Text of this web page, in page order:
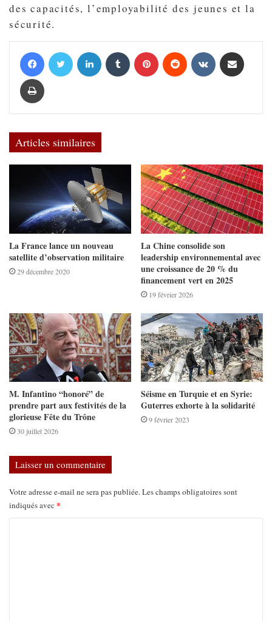
des capacités, l’employabilité des jeunes et la
sécurité.
Articles similaires
La France lance un nouveau
satellite d’observation militaire
29 décembre 2020
La Chine consolide son
leadership environnemental avec
une croissance de 20 % du
financement vert en 2025
19 février 2026
M. Infantino “honoré” de
prendre part aux festivités de la
glorieuse Fête du Trône
30 juillet 2026
Séisme en Turquie et en Syrie:
Guterres exhorte à la solidarité
9 février 2023
Laisser un commentaire
Votre adresse e-mail ne sera pas publiée.Les champs obligatoires sont
indiqués avec *